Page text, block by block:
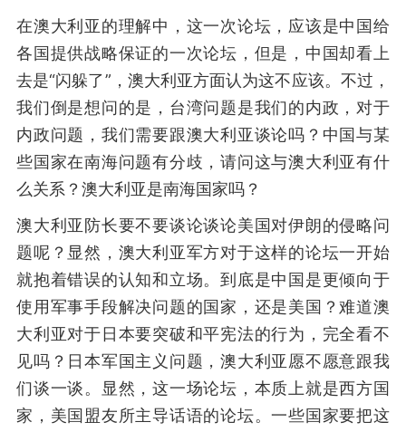
在澳大利亚的理解中，这一次论坛，应该是中国给
各国提供战略保证的一次论坛，但是，中国却看上
去是“闪躲了”，澳大利亚方面认为这不应该。不过，
我们倒是想问的是，台湾问题是我们的内政，对于
内政问题，我们需要跟澳大利亚谈论吗？中国与某
些国家在南海问题有分歧，请问这与澳大利亚有什
么关系？澳大利亚是南海国家吗？
澳大利亚防长要不要谈论谈论美国对伊朗的侵略问
题呢？显然，澳大利亚军方对于这样的论坛一开始
就抱着错误的认知和立场。到底是中国是更倾向于
使用军事手段解决问题的国家，还是美国？难道澳
大利亚对于日本要突破和平宪法的行为，完全看不
见吗？日本军国主义问题，澳大利亚愿不愿意跟我
们谈一谈。显然，这一场论坛，本质上就是西方国
家，美国盟友所主导话语的论坛。一些国家要把这